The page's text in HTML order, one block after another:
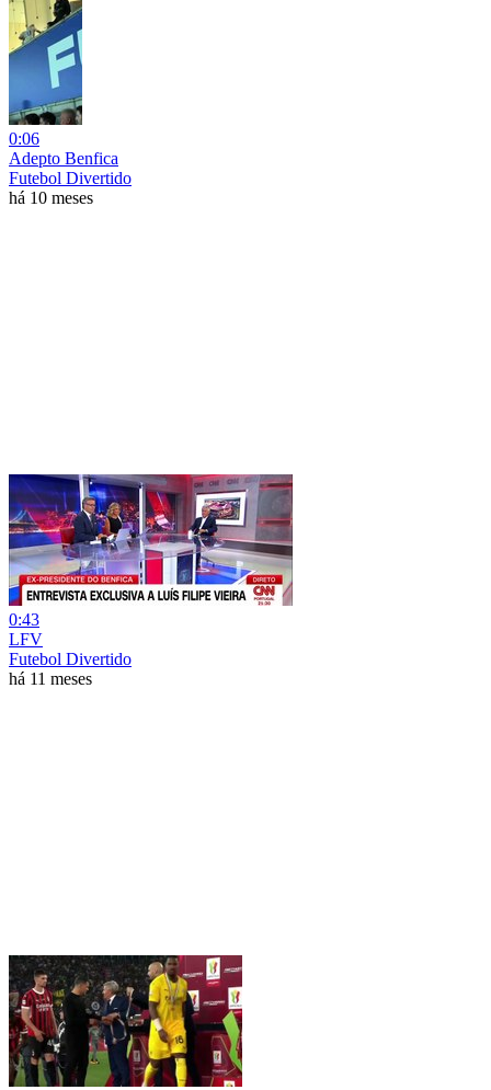
0:06
Adepto Benfica
Futebol Divertido
há 10 meses
0:43
LFV
Futebol Divertido
há 11 meses